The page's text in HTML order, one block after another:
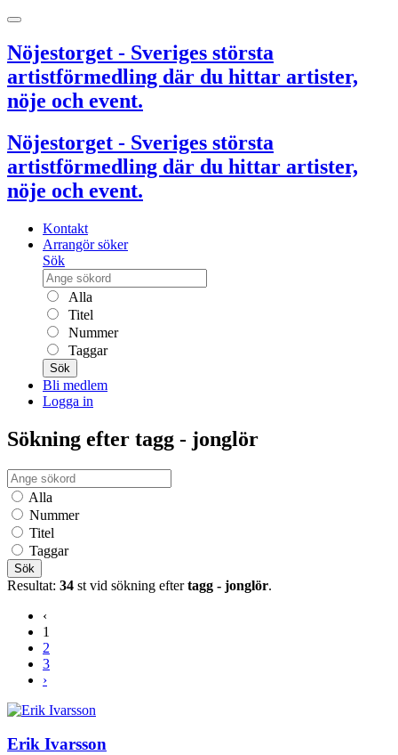
Nöjestorget - Sveriges största
artistförmedling där du hittar artister,
nöje och event.
Nöjestorget - Sveriges största
artistförmedling där du hittar artister,
nöje och event.
Kontakt
Arrangör söker
Sök
Alla
Titel
Nummer
Taggar
Sök
Bli medlem
Logga in
Sökning efter tagg - jonglör
Alla
Nummer
Titel
Taggar
Sök
Resultat: 34 st vid sökning eftertagg - jonglör.
‹
1
2
3
›
Erik Ivarsson